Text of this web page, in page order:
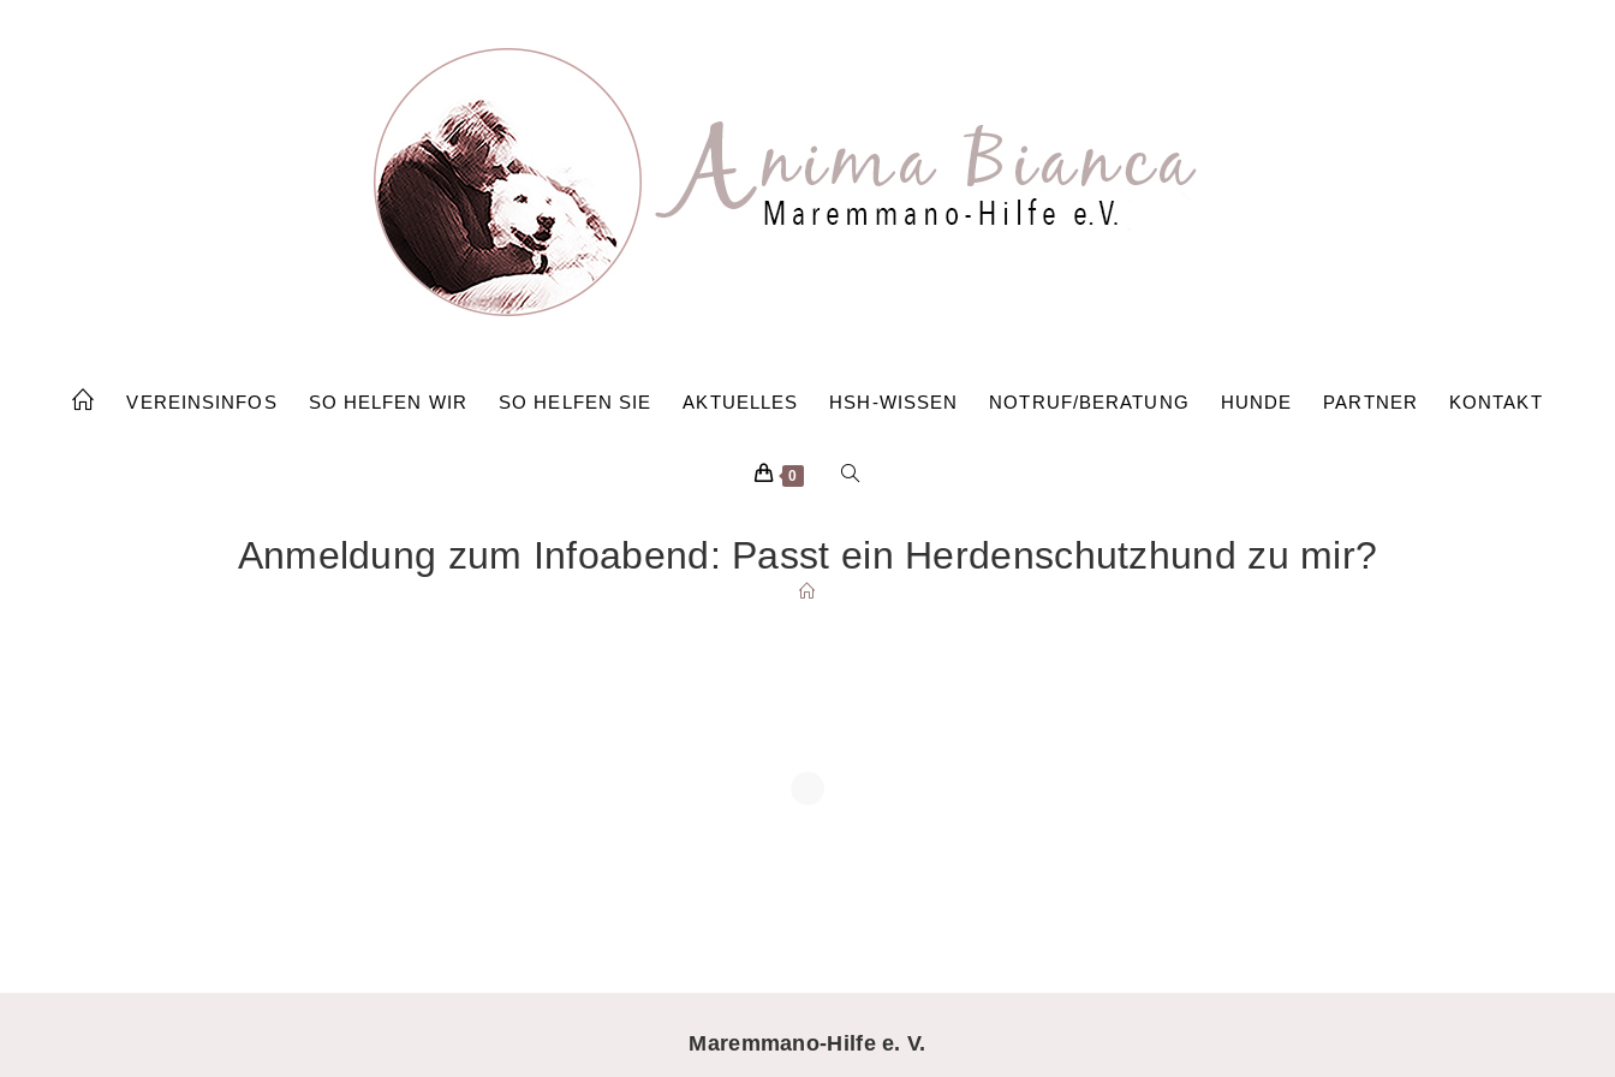
VEREINSINFOS SO HELFEN WIR SO HELFEN SIE AKTUELLES HSH-WISSEN NOTRUF/BERATUNG HUNDE PARTNER KONTAKT
0 WEBSITE-
SUCHE
Anmeldung zum Infoabend: Passt ein Herdenschutzhund zu mir?
Maremmano-Hilfe e. V.